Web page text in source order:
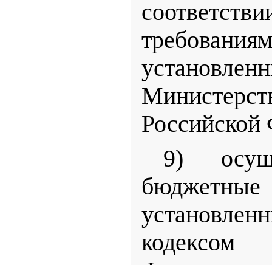
9)